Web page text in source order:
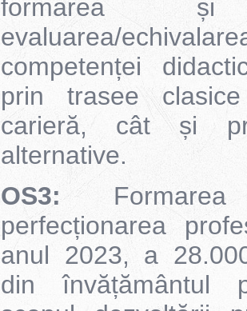
formarea și
evaluarea/
competenței
prin trasee
carieră, cât și
alternative.
OS3:
perfecționarea
anul 2023, a
din învățământul